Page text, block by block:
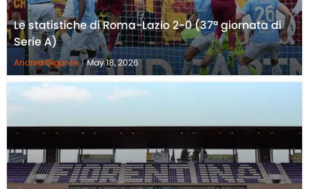
Le statistiche di Roma-Lazio 2-0 (37ª giornata di
Serie A)
Andrea Gigante | May 18, 2026